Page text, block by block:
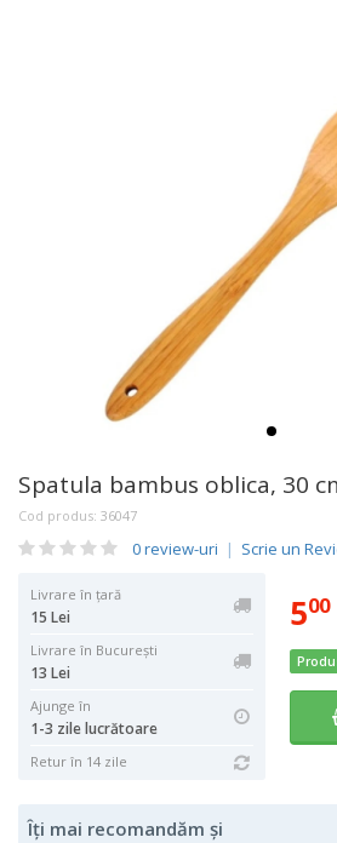
Spatula bambus oblica, 30
Cod produs: 36047
0 review-uri | Scrie un
Livrare în țară
15 Lei
Livrare în București
13 Lei
Ajunge în
1-3 zile lucrătoare
Retur în 14 zile
500
Îți mai recomandăm și